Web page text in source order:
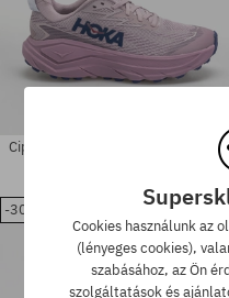
Elérhető méretek:
36; 36.5; 37.5; 38; 38.5; 40;
40.5; 41; 42; 42.5; 43; 44; 44.5;
45; 45.5; 46; 47.5; 48.5
Cipők Hoka Challenger 8 GTX
-30%
Cookies használunk az
(lényeges cookies),
szabásához, az Ön
szolgáltatások és